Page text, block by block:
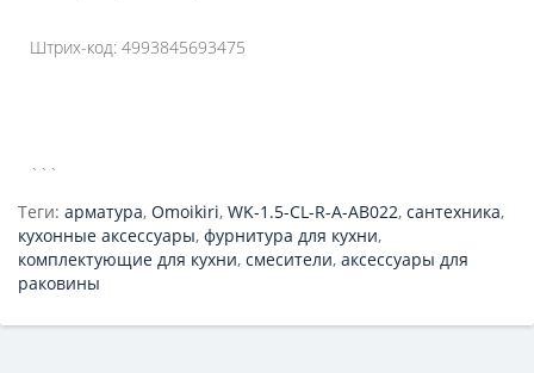
Штрих-код: 4993845693475
```
Теги: арматура, Omoikiri, WK-1.5-CL-R-A-AB022, сантехника,
кухонные аксессуары, фурнитура для кухни,
комплектующие для кухни, смесители, аксессуары для
раковины